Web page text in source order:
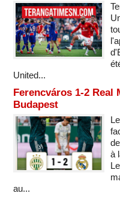
United...
Ferencváros 1-2
Budapest
à
au...